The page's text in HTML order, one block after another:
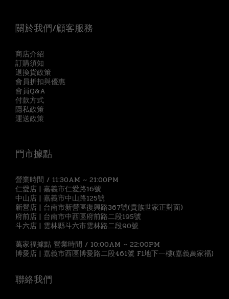
關於我們/顧客服務
商店介紹
訂購須知
退換貨政策
會員折扣與優惠
會員Q&A
付款方式
隱私政策
運送政策
門市據點
營業時間 / 11:30AM ~ 21:00PM
仁愛店 | 嘉義市仁愛路16號
中山店 | 嘉義市中山路125號
新營店 | 台南市新營區復興路367號(貴族世家正對面)
府前店 | 台南市中西區府前路二段195號
斗六店 | 雲林縣斗六市雲林路二段90號
萬家福據點 營業時間 / 10:00AM ~ 22:00PM
博愛店 | 嘉義市西區博愛路二段461號 F1地下一樓(嘉義萬家福)
聯絡我們